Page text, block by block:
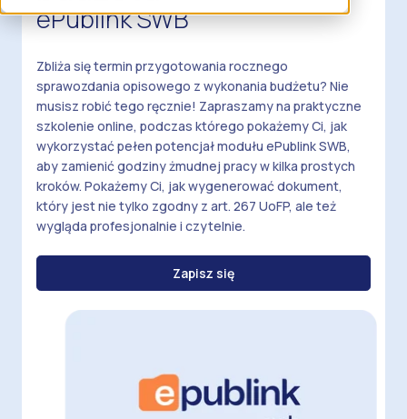
ePublink SWB
Zbliża się termin przygotowania rocznego
sprawozdania opisowego z wykonania budżetu? Nie
musisz robić tego ręcznie! Zapraszamy na praktyczne
szkolenie online, podczas którego pokażemy Ci, jak
wykorzystać pełen potencjał modułu ePublink SWB,
aby zamienić godziny żmudnej pracy w kilka prostych
kroków. Pokażemy Ci, jak wygenerować dokument,
który jest nie tylko zgodny z art. 267 UoFP, ale też
wygląda profesjonalnie i czytelnie.
Zapisz się